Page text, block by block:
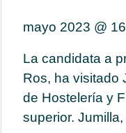
mayo 2023 @
La candidata a
Ros, ha visitado
de Hostelería y
superior.